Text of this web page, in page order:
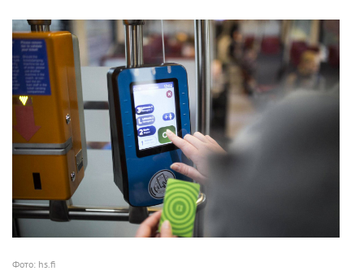
Фото: hs.fi